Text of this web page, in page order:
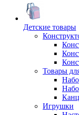
Детские товары
Товары
Игрушки